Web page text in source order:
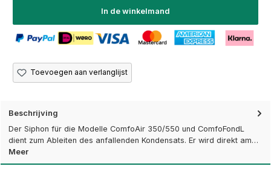
In de winkelmand
Toevoegen aan verlanglijst
Beschrijving
Der Siphon für die Modelle ComfoAir 350/550 und ComfoFondL
dient zum Ableiten des anfallenden Kondensats. Er wird direkt am…
Meer